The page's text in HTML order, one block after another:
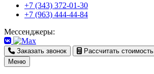
+7 (343) 372-01-30
+7 (963) 444-44-84
Мессенджеры:
Заказать звонок
Рассчитать стоимость
Меню